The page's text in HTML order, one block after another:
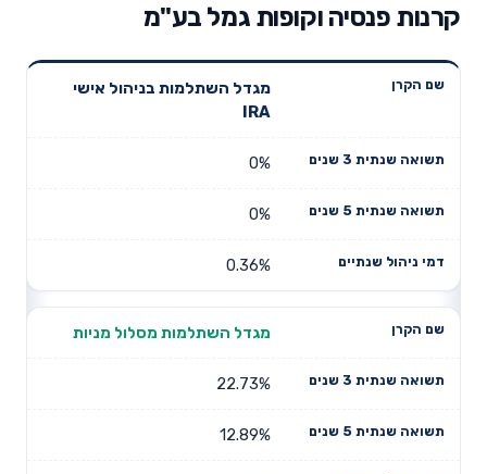
קרנות פנסיה וקופות גמל בע"מ
שנתית 3
תשואה
דמי ניהול
מגדל השתלמות בניהול אישי
IRA
0%
0%
0.36%
מגדל השתלמות מסלול מניות
22.73%
12.89%